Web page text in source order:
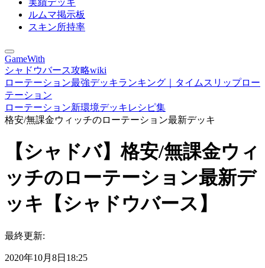
実績デッキ
ルムマ掲示板
スキン所持率
GameWith
シャドウバース攻略wiki
ローテーション最強デッキランキング｜タイムスリップロー
テーション
ローテーション新環境デッキレシピ集
格安/無課金ウィッチのローテーション最新デッキ
【シャドバ】格安/無課金ウィ
ッチのローテーション最新デ
ッキ【シャドウバース】
最終更新:
2020年10月8日18:25